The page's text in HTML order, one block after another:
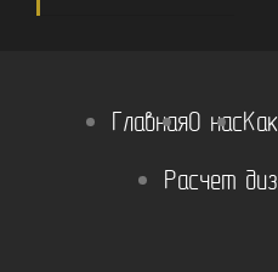
ГлавнаяО нас
Расчет